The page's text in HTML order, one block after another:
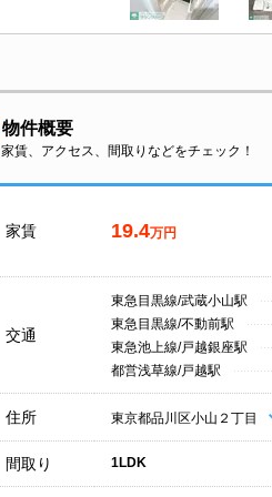
物件概要
家賃、アクセス、間取りなどをチェック！
家賃 19.4万円
交通
東急目黒線/武蔵小山駅
東急目黒線/不動前駅
東急池上線/戸越銀座駅
都営浅草線/戸越駅
住所 東京都品川区小山２丁目
間取り 1LDK